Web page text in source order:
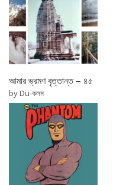
g
o
r
i
s
আমার ভ্রমণ বৃত্তান্ত – ৪৫
by Du-কলম